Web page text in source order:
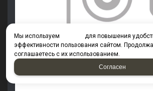
Мы используем
для повышения
эффективности пользования сайтом.
соглашаетесь с их использованием.
Согласен